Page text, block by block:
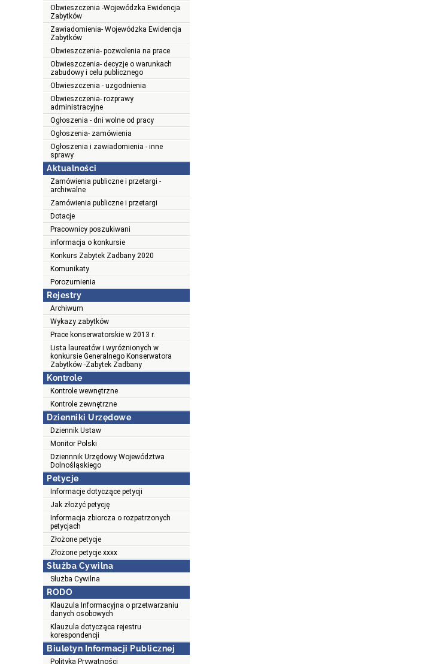
Obwieszczenia -Wojewódzka Ewidencja
Zabytków
Zawiadomienia- Wojewódzka Ewidencja
Zabytków
Obwieszczenia- pozwolenia na prace
Obwieszczenia- decyzje o warunkach
zabudowy i celu publicznego
Obwieszczenia - uzgodnienia
Obwieszczenia- rozprawy
administracyjne
Ogłoszenia - dni wolne od pracy
Ogłoszenia- zamówienia
Ogłoszenia i zawiadomienia - inne
sprawy
Aktualności
Zamówienia publiczne i przetargi -
archiwalne
Zamówienia publiczne i przetargi
Dotacje
Pracownicy poszukiwani
informacja o konkursie
Konkurs Zabytek Zadbany 2020
Komunikaty
Porozumienia
Rejestry
Archiwum
Wykazy zabytków
Prace konserwatorskie w 2013 r.
Lista laureatów i wyróżnionych w
konkursie Generalnego Konserwatora
Zabytków -Zabytek Zadbany
Kontrole
Kontrole wewnętrzne
Kontrole zewnętrzne
Dzienniki Urzędowe
Dziennik Ustaw
Monitor Polski
Dziennnik Urzędowy Województwa
Dolnośląskiego
Petycje
Informacje dotyczące petycji
Jak złożyć petycję
Informacja zbiorcza o rozpatrzonych
petycjach
Złożone petycje
Złożone petycje xxxx
Służba Cywilna
Służba Cywilna
RODO
Klauzula Informacyjna o przetwarzaniu
danych osobowych
Klauzula dotycząca rejestru
korespondencji
Biuletyn Informacji Publicznej
Polityka Prywatności